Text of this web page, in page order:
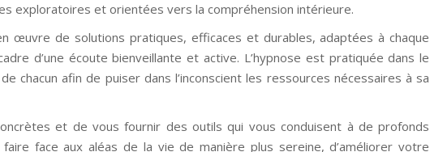
exploratoires et orientées vers la compréhension intérieure.
œuvre de solutions pratiques, efficaces et durables, adaptées à chaque
d’une écoute bienveillante et active. L’hypnose est pratiquée dans le
chacun afin de puiser dans l’inconscient les ressources nécessaires à sa
et de vous fournir des outils qui vous conduisent à de profonds
face aux aléas de la vie de manière plus sereine, d’améliorer votre